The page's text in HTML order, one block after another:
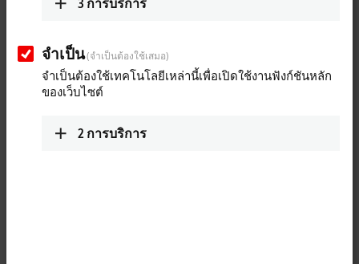
Beckhoff Live + Interactive, Nov. 23, 2021
Daily innovations from the world of PC-based control with EtherCAT in
news about the CX56xx Embedded PC series, the XTS expansion with
จำเป็น(จำเป็นต้องใช้เสมอ)
จำเป็นต้องใช้เทคโนโลยีเหล่านี้เพื่อเปิดใช้งานฟังก์ชันหลัก
ของเว็บไซต์
2 การบริการ